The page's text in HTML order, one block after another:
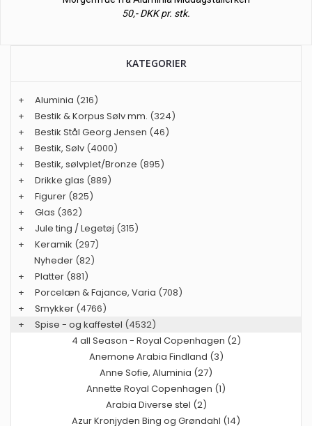
50,- DKK pr. stk.
KATEGORIER
+ Aluminia (216)
+
Bestik & Korpus Sølv mm. (324)
+
Bestik Stål Georg Jensen (46)
+
Bestik, Sølv (4000)
+
Bestik, sølvplet/Bronze (895)
+
Drikke glas (889)
+
Figurer (825)
+
Glas (362)
+
Jule ting / Legetøj (315)
+
Keramik (297)
Nyheder (82)
+
Platter (881)
+
Porcelæn & Fajance, Varia (708)
+
Smykker (4766)
+
Spise - og kaffestel (4532)
4 all Season - Royal Copenhagen (2)
Anemone Arabia Findland (3)
Anne Sofie, Aluminia (27)
Annette Royal Copenhagen (1)
Arabia Diverse stel (2)
Azur Kronjyden Bing og Grøndahl (14)